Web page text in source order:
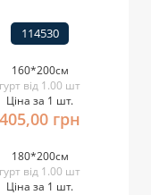
114530
160*200см
гурт від 1.00 шт
Ціна за 1 шт.
405,00 грн
180*200см
гурт від 1.00 шт
Ціна за 1 шт.